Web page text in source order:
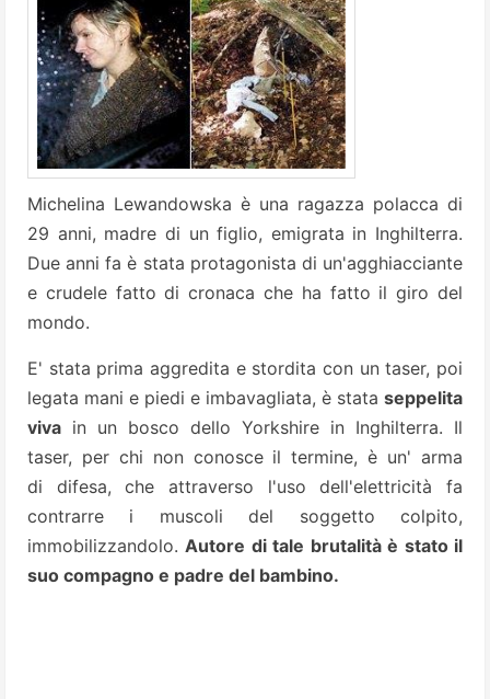
Michelina Lewandowska è una ragazza polacca di
29 anni, madre di un figlio, emigrata in Inghilterra.
Due anni fa è stata protagonista di un'agghiacciante
e crudele fatto di cronaca che ha fatto il giro del
mondo.
E' stata prima aggredita e stordita con un taser, poi
legata mani e piedi e imbavagliata, è stata seppelita
viva in un bosco dello Yorkshire in Inghilterra. Il
taser, per chi non conosce il termine, è un' arma
di difesa,che attraverso l'uso dell'elettricità fa
contrarre i muscoli del soggetto colpito,
immobilizzandolo.Autore di tale brutalità è stato il
suo compagno e padre del bambino.